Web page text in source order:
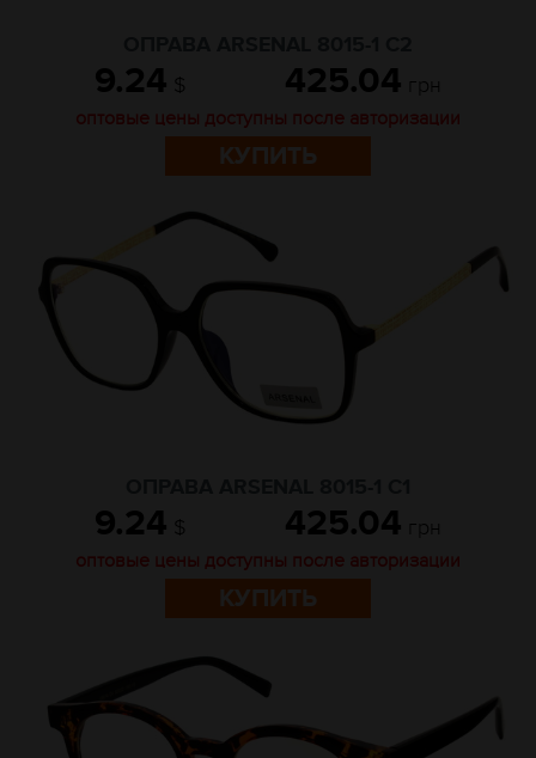
9.24 $ 425.04 грн
оптовые цены доступны после авторизации
КУПИТЬ
9.24 $ 425.04 грн
оптовые цены доступны после авторизации
КУПИТЬ